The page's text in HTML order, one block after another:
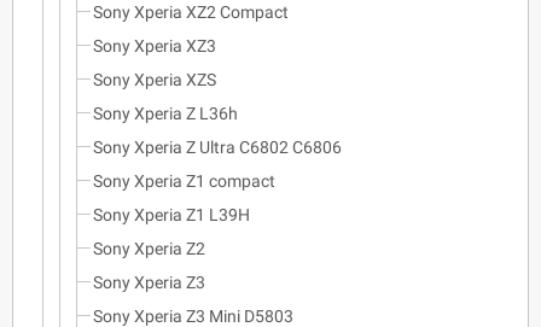
Sony Xperia XZ2 Compact
Sony Xperia XZ3
Sony Xperia XZS
Sony Xperia Z L36h
Sony Xperia Z Ultra C6802 C6806
Sony Xperia Z1 compact
Sony Xperia Z1 L39H
Sony Xperia Z2
Sony Xperia Z3
Sony Xperia Z3 Mini D5803